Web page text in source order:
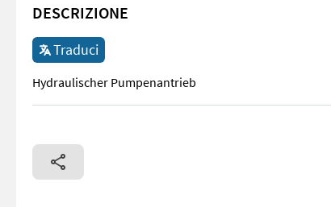
DESCRIZIONE
Traduci
Hydraulischer Pumpenantrieb
Hydraulischer Pumpenantrieb